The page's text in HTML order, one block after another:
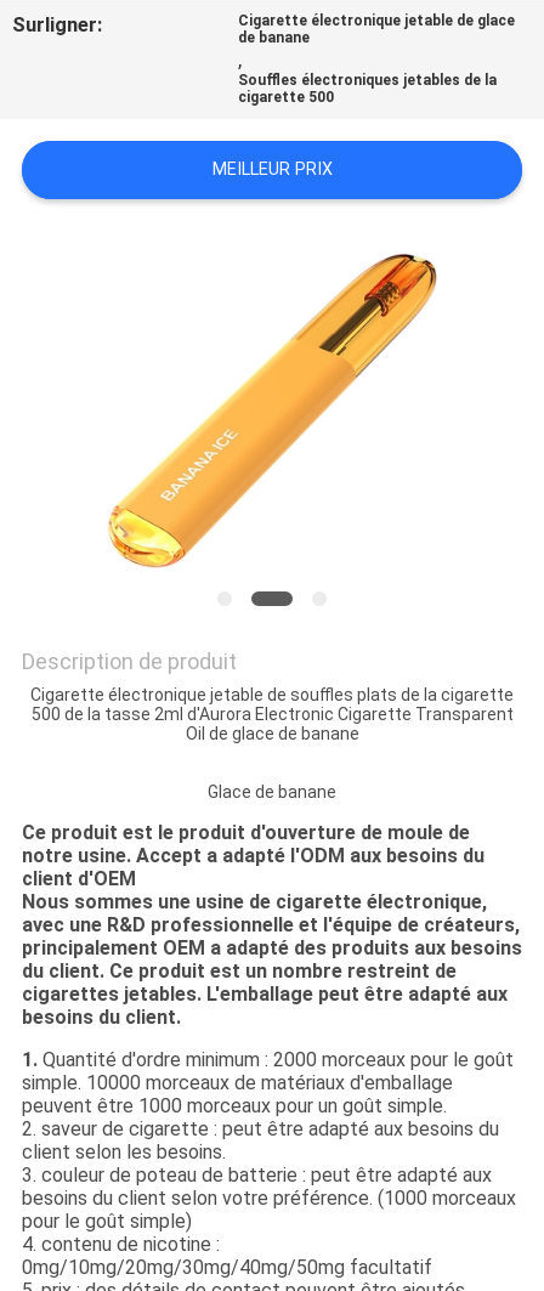
CITATION
DU
SITE
Surligner:
Cigarette électronique jetable de glace
de banane
,
Souffles électroniques jetables de la
cigarette 500
MEILLEUR PRIX
Description de produit
Cigarette électronique jetable de souffles plats de la cigarette
500 de la tasse 2ml d'Aurora Electronic Cigarette Transparent
Oil de glace de banane
Glace de banane
Ce produit est le produit d'ouverture de moule de
notre usine. Accept a adapté l'ODM aux besoins du
client d'OEM
Nous sommes une usine de cigarette électronique,
avec une R&D professionnelle et l'équipe de créateurs,
principalement OEM a adapté des produits aux besoins
du client. Ce produit est un nombre restreint de
cigarettes jetables. L'emballage peut être adapté aux
besoins du client.
1. Quantité d'ordre minimum : 2000 morceaux pour le goût
simple. 10000 morceaux de matériaux d'emballage
peuvent être 1000 morceaux pour un goût simple.
2. saveur de cigarette : peut être adapté aux besoins du
client selon les besoins.
3. couleur de poteau de batterie : peut être adapté aux
besoins du client selon votre préférence. (1000 morceaux
pour le goût simple)
4. contenu de nicotine :
0mg/10mg/20mg/30mg/40mg/50mg facultatif